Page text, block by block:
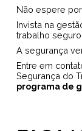
Não espere
Invista na
trabalho
A segurança
Entre em
Segurança do
programa de